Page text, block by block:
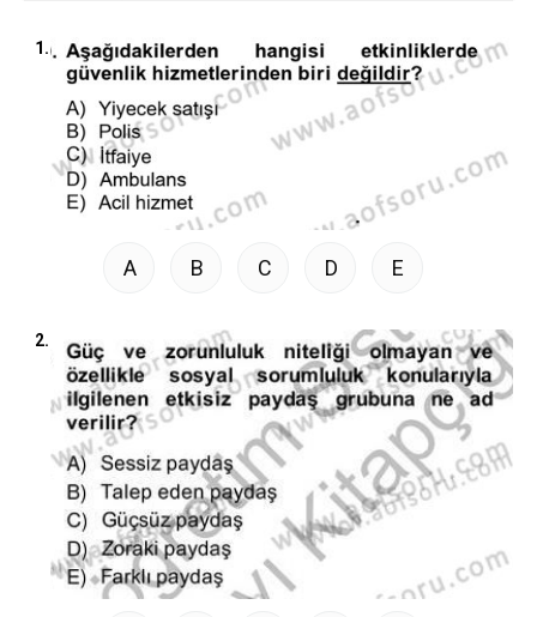
1.
A B C D E
2.